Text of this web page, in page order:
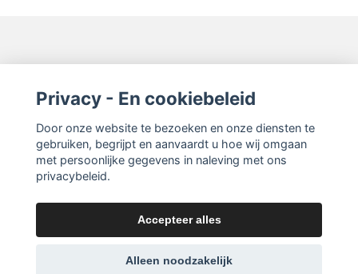
© 2026 Sign of Sweden
Privacy - En cookiebeleid
Door onze website te bezoeken en onze diensten te
gebruiken, begrijpt en aanvaardt u hoe wij omgaan
met persoonlijke gegevens in naleving met ons
privacybeleid.
Accepteer alles
Alleen noodzakelijk